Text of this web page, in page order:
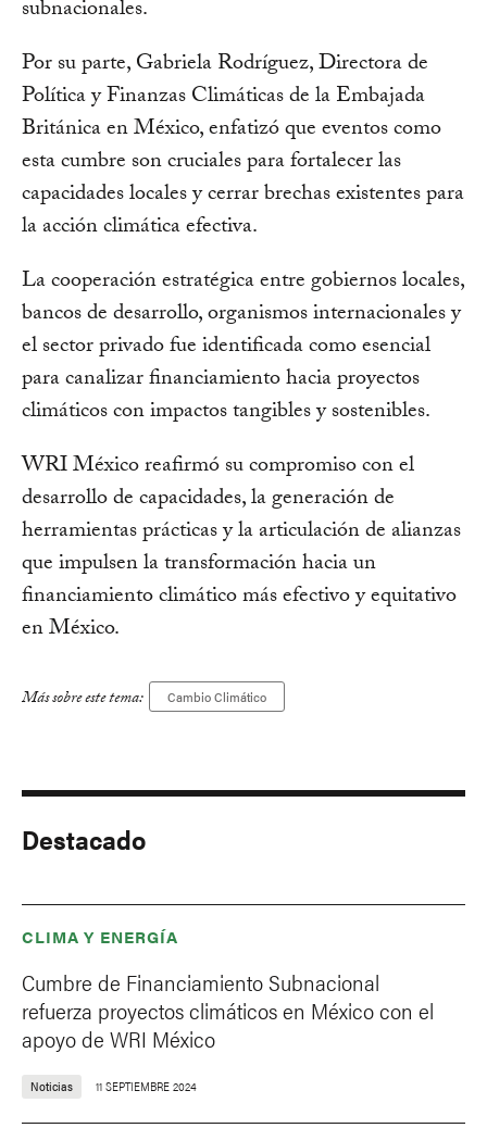
subnacionales.
Por su parte, Gabriela Rodríguez, Directora de
Política y Finanzas Climáticas de la Embajada
Británica en México, enfatizó que eventos como
esta cumbre son cruciales para fortalecer las
capacidades locales y cerrar brechas existentes para
la acción climática efectiva.
La cooperación estratégica entre gobiernos locales,
bancos de desarrollo, organismos internacionales y
el sector privado fue identificada como esencial
para canalizar financiamiento hacia proyectos
climáticos con impactos tangibles y sostenibles.
WRI México reafirmó su compromiso con el
desarrollo de capacidades, la generación de
herramientas prácticas y la articulación de alianzas
que impulsen la transformación hacia un
financiamiento climático más efectivo y equitativo
en México.
Más sobre este tema: Cambio Climático
Destacado
CLIMA Y ENERGÍA
Cumbre de Financiamiento Subnacional
refuerza proyectos climáticos en México con el
apoyo de WRI México
Noticias 11 SEPTIEMBRE 2024